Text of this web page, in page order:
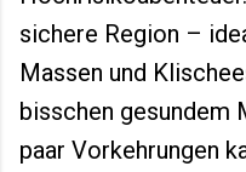
sichere Region –
Massen und
bisschen gesundem
paar Vorkehrungen